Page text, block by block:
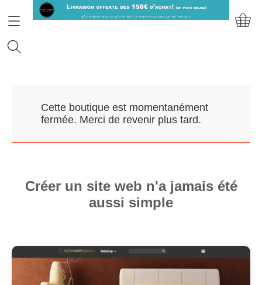
Prendre RDV
Nos Marques
Contact
E-Boutique
Cette boutique est momentanément
fermée. Merci de revenir plus tard.
Créer un site web n'a jamais été
aussi simple